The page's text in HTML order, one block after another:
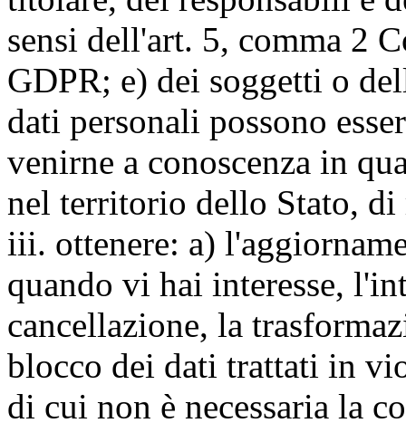
sensi dell'art. 5, comma 2
GDPR; e) dei soggetti o
dati personali possono
venirne a conoscenza in
nel territorio dello Stato,
iii. ottenere: a)
quando vi hai interesse,
cancellazione, la
blocco dei dati trattati in
di cui non è necessaria la